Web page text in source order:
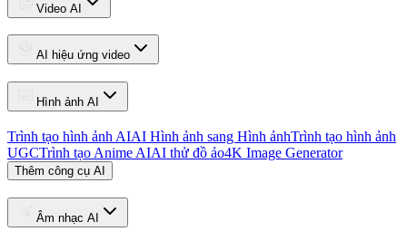
Video AI
AI hiệu ứng video
Hình ảnh AI
Trình tạo hình ảnh AIAI Hình ảnh sang Hình ảnhTrình tạo hình ảnh
UGCTrình tạo Anime AIAI thử đồ ảo4K Image Generator
Thêm công cụ AI
Âm nhạc AI